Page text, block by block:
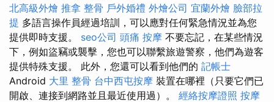
北高級外燴 推拿 整骨 戶外婚禮 外燴公司 宜蘭外燴 臉部拉
提 多語言操作員經過培訓，可以應對任何緊急情況並為您
提供即時支援。 seo公司 頭痛 按摩 不要忘記，在某些情況
下，例如盜竊或襲擊，您也可以聯繫旅遊警察，他們為遊客
提供特殊支援。 此外，您還可以看到他們的 記帳士
Android 大里 整骨 台中西屯按摩 裝置在哪裡（只要它們已
開啟、連接到網路並且最近使用過）。 經絡按摩證照 按摩